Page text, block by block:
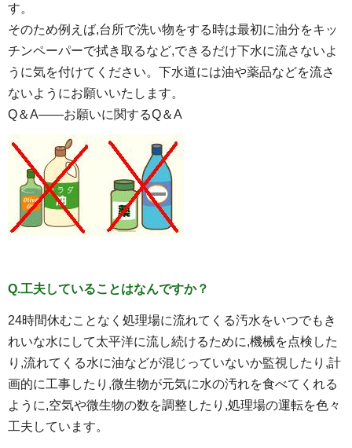
す。
そのため例えば,台所で洗い物をする時は最初に油分をキッ
チンペーパーで拭き取るなど,できるだけ下水に流さないよ
うに気を付けてください。下水道には油や薬品などを流さ
ないようにお願いいたします。
Q＆A――お願いに関するQ＆A
Q.工夫していることはなんですか？
24時間休むことなく処理場に流れてくる汚水をいつでもき
れいな水にして太平洋に流し続けるために,機械を点検した
り,流れてくる水に油などが混じっていないか監視したり,計
画的に工事したり,微生物が元気に水の汚れを食べてくれる
ように,空気や微生物の数を調整したり,処理場の運転を色々
工夫しています。